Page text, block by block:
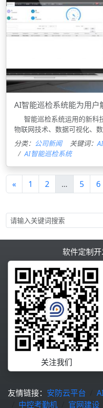
AI智能巡检系统能为用户
智能巡检系统运用的新科
物联网技术、数据可视化、
分类： 公司新闻 关键词： AI
AI智能巡检系统
« 1 2 ... 5 6
软件定制
关注我们
友情链接： 安防云平台
中控考勤机
官网建设